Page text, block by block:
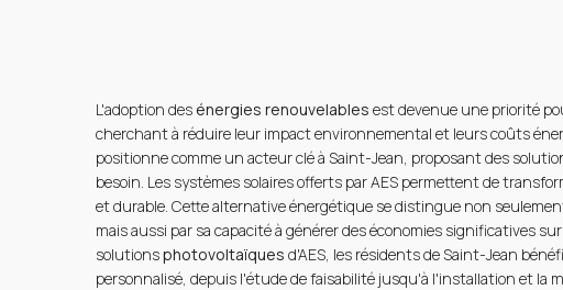
L'adoption des énergies renouvelables est devenue une priorité
cherchant à réduire leur impact environnemental et leurs coûts
positionne comme un acteur clé à Saint-Jean, proposant des
besoin. Les systèmes solaires offerts par AES permettent de
et durable. Cette alternative énergétique se distingue non
mais aussi par sa capacité à générer des économies significatives
solutionsphotovoltaïques d'AES, les résidents de Saint-Jean
personnalisé, depuis l'étude de faisabilité jusqu'à l'installation et la